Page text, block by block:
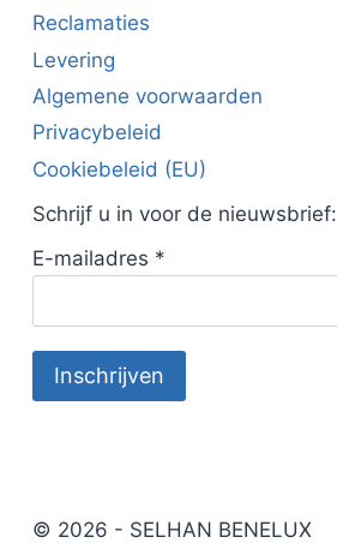
Reclamaties
Levering
Algemene voorwaarden
Privacybeleid
Cookiebeleid (EU)
Schrijf u in voor de nieuwsbrief:
E-mailadres *
© 2026 - SELHAN BENELUX